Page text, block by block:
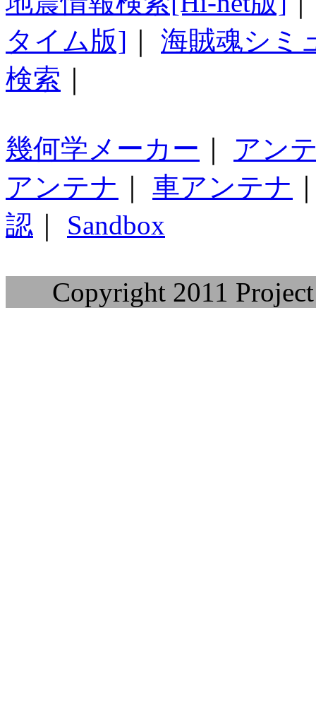
タイム版]
海賊魂シミ
検索
幾何学メーカー
アン
アンテナ
車アンテナ
認
Sandbox
Copyright 2011